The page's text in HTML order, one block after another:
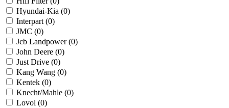
Hyundai-Kia (0)
Interpart (0)
JMC (0)
Jcb Landpower (0)
John Deere (0)
Just Drive (0)
Kang Wang (0)
Kentek (0)
Knecht/Mahle (0)
Lovol (0)